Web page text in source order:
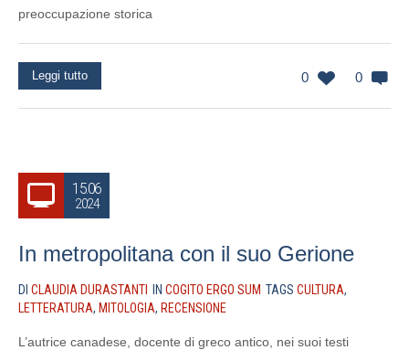
preoccupazione storica
0 0
Leggi tutto
15.06
2024
In metropolitana con il suo Gerione
DI CLAUDIA DURASTANTI IN COGITO ERGO SUM TAGS CULTURA,
LETTERATURA, MITOLOGIA, RECENSIONE
L’autrice canadese, docente di greco antico, nei suoi testi